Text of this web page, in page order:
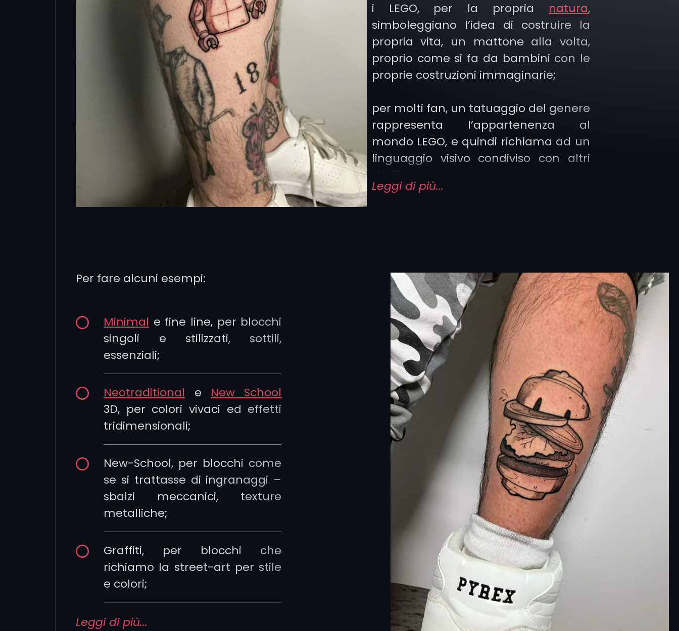
i LEGO, per la propria natura,
simboleggiano l’idea di costruire la
propria vita, un mattone alla volta,
proprio come si fa da bambini con le
proprie costruzioni immaginarie;
per molti fan, un tatuaggio del genere
rappresenta l’appartenenza al
mondo LEGO, e quindi richiama ad un
linguaggio visivo condiviso con altri
simili.
utilizzati per rappresentarli su pelle
sono vari e sempre in trasformazione.
Leggi di più...
Per fare alcuni esempi:
Minimal e fine line, per blocchi
singoli e stilizzati, sottili,
essenziali;
Neotraditional e New School
3D, per colori vivaci ed effetti
tridimensionali;
New-School, per blocchi come
se si trattasse di ingranaggi –
sbalzi meccanici, texture
metalliche;
Graffiti, per blocchi che
richiamo la street-art per stile
e colori;
Black & Grey, per minifigure in
Leggi di più...